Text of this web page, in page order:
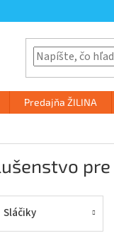
Predajňa ŽILINA
Sláčiky